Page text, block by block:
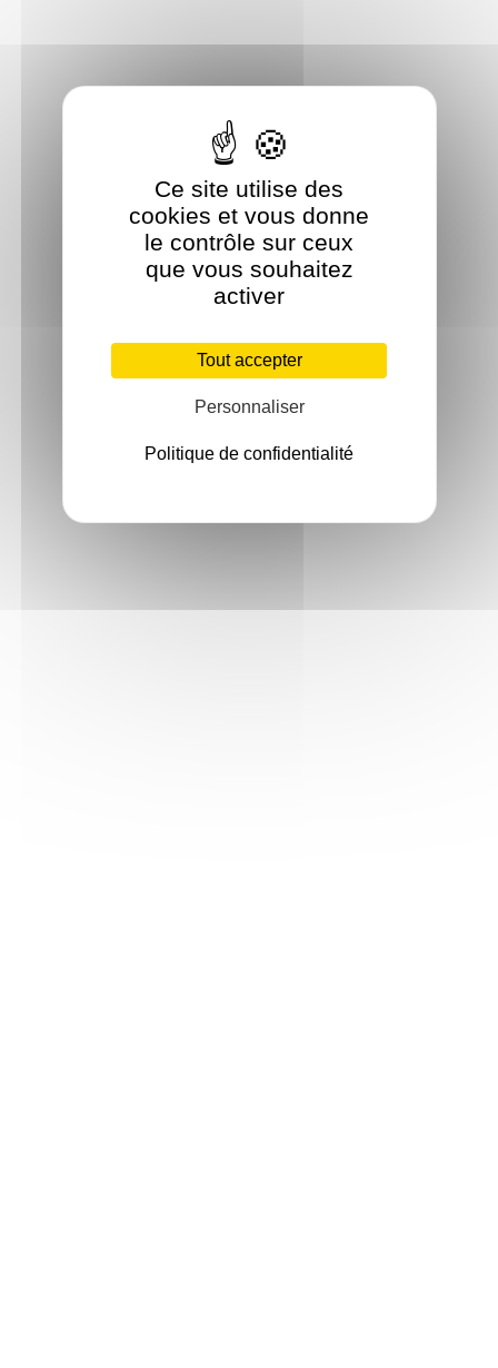
Ce site utilise des
cookies et vous donne
le contrôle sur ceux
que vous souhaitez
activer
Tout accepter
Personnaliser
Politique de confidentialité